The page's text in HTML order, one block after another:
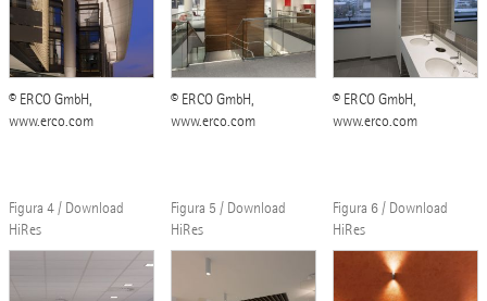
© ERCO GmbH,
www.erco.com
© ERCO GmbH,
www.erco.com
© ERCO GmbH,
www.erco.com
Figura 4 / Download
HiRes
Figura 5 / Download
HiRes
Figura 6 / Download
HiRes